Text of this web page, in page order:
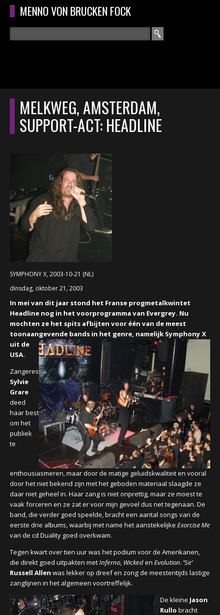
Overslaan en naar de algemene inhoud gaan
MENNO VON BRUCKEN FOCK
ZOEKVELD
HOOFDMENU HOME
CURRICULUM
INTERVIEWS
CONCERTEN
CONCERTFOTO'S
CONCERTBEZOEK
MELKWEG, AMSTERDAM,
SUPPORT-ACT: HEADLINE
SYMPHONY X, 2003-10-21 (NL)
dinsdag, oktober 21, 2003
In mei van dit jaar stond het Franse progmetalkwintet
Headline nog in het voorprogramma van Evergrey. Nu
mochten ze het spits afbijten voor één van de meest
toonaangevende bands in het genre, namelijk Symphony X
uit de
USA.
Zangeres
Sylvie
Grare
deed
haar best
om het
publiek
te
enthousiasmeren, maar door de matige geluidskwaliteit en vooral
door het niet bekend zijn met het geboden materiaal slaagde ze
daar niet geheel in. Haar zang is niet onprettig, maar ze moest te
vaak forceren en ze zat er voor mijn gevoel dus net tegenaan. De
band, die verder goed speelde, bracht een aantal songs van de
eerste drie albums, waarbij met name het aanstekelijke Exorcise Me
van de cd Duality goed overkwam.
Tegen kwart over tien uur was het podium voor de Amerikanen,
die direkt goed uitpakten metInferno, Wickeden Evolution. ‘Sir’
Russell Allen was lekker op dreef en zong de meestentijds lastige
zanglijnen in het algemeen voortreffelijk.
De kleine Jason
Rullo bracht